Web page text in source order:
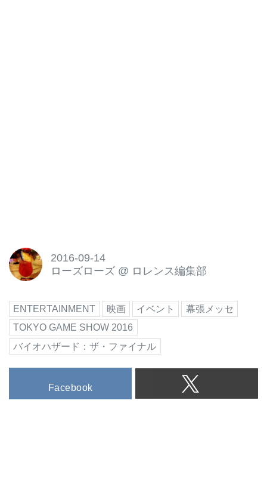
2016-09-14
ローズローズ @ ロレンス編集部
ENTERTAINMENT 映画 イベント
幕張メッセ
TOKYO GAME SHOW 2016
バイオハザード：ザ・ファイナル
Facebook